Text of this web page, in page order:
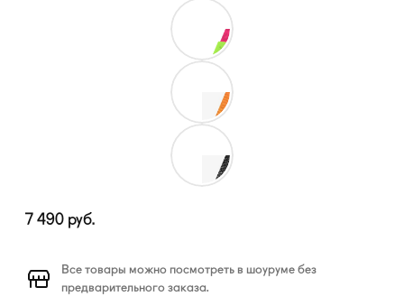
7 490 руб.
Все товары можно посмотреть в шоуруме без
предварительного заказа.